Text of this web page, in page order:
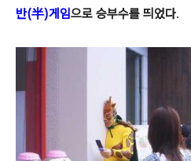
반(半)게임으로 승부수를 띄었다.